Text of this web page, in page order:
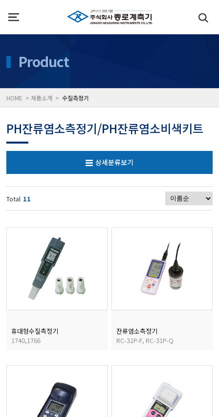
당도/농도/염도/당산도/
전자저울/점도계/핀홀탐
수분계/회전계/도막두
현미경/확대경
경도계/물리/물성측정기
Product
HOME > 제품소개 >수질측정기
PH잔류염소측정기/PH잔류염소비색키트
상세분류보기
Total 11
휴대형수질측정기
1740,1766
잔류염소측정기
RC-31P-F, RC-31P-Q